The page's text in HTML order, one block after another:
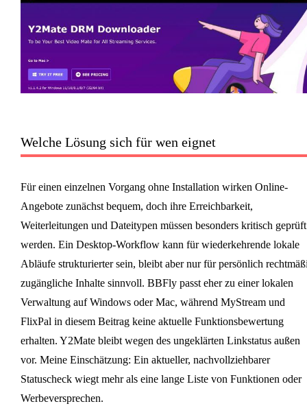
Welche Lösung sich für wen eignet
Für einen einzelnen Vorgang ohne Installation wirken Online-
Angebote zunächst bequem, doch ihre Erreichbarkeit,
Weiterleitungen und Dateitypen müssen besonders kritisch geprüft
werden. Ein Desktop-Workflow kann für wiederkehrende lokale
Abläufe strukturierter sein, bleibt aber nur für persönlich
zugängliche Inhalte sinnvoll. BBFly passt eher zu einer lokalen
Verwaltung auf Windows oder Mac, während MyStream und
FlixPal in diesem Beitrag keine aktuelle Funktionsbewertung
erhalten. Y2Mate bleibt wegen des ungeklärten Linkstatus außen
vor. Meine Einschätzung: Ein aktueller, nachvollziehbarer
Statuscheck wiegt mehr als eine lange Liste von Funktionen oder
Werbeversprechen.